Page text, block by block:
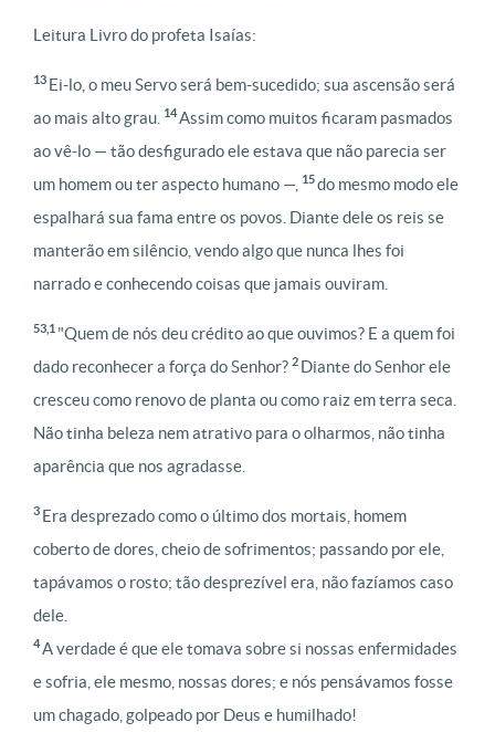
Leitura Livro do profeta Isaías:
13 Ei-lo, o meu Servo será bem-sucedido; sua ascensão será
ao mais alto grau. 14Assim como muitos ficaram pasmados
ao vê-lo — tão desfigurado ele estava que não parecia ser
um homem ou ter aspecto humano —, 15do mesmo modo ele
espalhará sua fama entre os povos. Diante dele os reis se
manterão em silêncio, vendo algo que nunca lhes foi
narrado e conhecendo coisas que jamais ouviram.
53,1 "Quem de nós deu crédito ao que ouvimos? E a quem foi
dado reconhecer a força do Senhor? 2 Diante do Senhor ele
cresceu como renovo de planta ou como raiz em terra seca.
Não tinha beleza nem atrativo para o olharmos, não tinha
aparência que nos agradasse.
3 Era desprezado como o último dos mortais, homem
coberto de dores, cheio de sofrimentos; passando por ele,
tapávamos o rosto; tão desprezível era, não fazíamos caso
dele.
4A verdade é que ele tomava sobre si nossas enfermidades
e sofria, ele mesmo, nossas dores; e nós pensávamos fosse
um chagado, golpeado por Deus e humilhado!